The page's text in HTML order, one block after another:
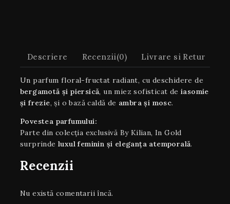
Descriere Recenzii(0) Livrare si Retur
Un parfum floral-fructat radiant, cu deschidere de
bergamotă și piersică, un miez sofisticat deiasomie
și frezie, și o bază caldă de ambra și mosc.
Povestea parfumului:
Parte din colecția exclusivă By Kilian, In Gold
surprindeluxul feminin și eleganța atemporală.
Recenzii
Nu există comentarii încă.